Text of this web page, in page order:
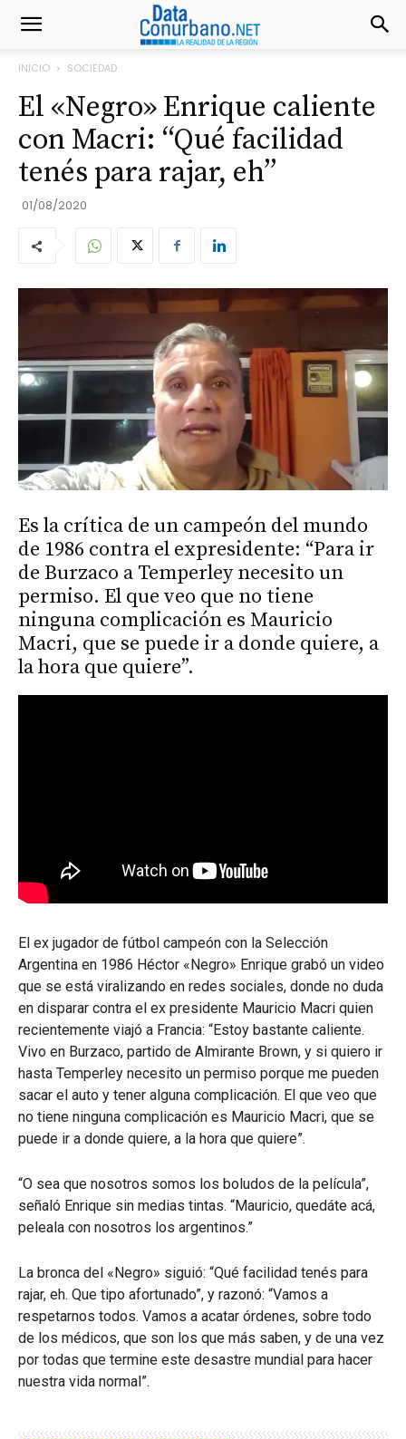
INICIO SOCIEDAD
El «Negro» Enrique caliente
con Macri: “Qué facilidad
tenés para rajar, eh”
01/08/2020
Es la crítica de un campeón del mundo
de 1986 contra el expresidente: “Para ir
de Burzaco a Temperley necesito un
permiso. El que veo que no tiene
ninguna complicación es Mauricio
Macri, que se puede ir a donde quiere, a
la hora que quiere”.
El ex jugador de fútbol campeón con la Selección
Argentina en 1986 Héctor «Negro» Enrique grabó un video
que se está viralizando en redes sociales, donde no duda
en disparar contra el ex presidente Mauricio Macri quien
recientemente viajó a Francia: “Estoy bastante caliente.
Vivo en Burzaco, partido de Almirante Brown, y si quiero ir
hasta Temperley necesito un permiso porque me pueden
sacar el auto y tener alguna complicación. El que veo que
no tiene ninguna complicación es Mauricio Macri, que se
puede ir a donde quiere, a la hora que quiere”.
“O sea que nosotros somos los boludos de la película”,
señaló Enrique sin medias tintas. “Mauricio, quedáte acá,
peleala con nosotros los argentinos.”
La bronca del «Negro» siguió: “Qué facilidad tenés para
rajar, eh. Que tipo afortunado”, y razonó: “Vamos a
respetarnos todos. Vamos a acatar órdenes, sobre todo
de los médicos, que son los que más saben, y de una vez
por todas que termine este desastre mundial para hacer
nuestra vida normal”.